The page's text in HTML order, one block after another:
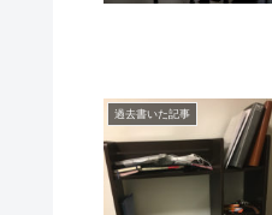
過去書いた記事